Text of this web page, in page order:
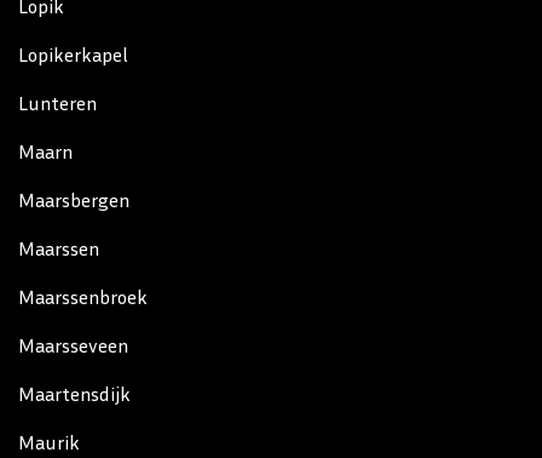
Lopik
Lopikerkapel
Lunteren
Maarn
Maarsbergen
Maarssen
Maarssenbroek
Maarsseveen
Maartensdijk
Maurik